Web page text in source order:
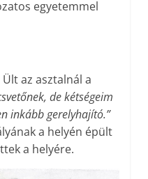
egyetemmel
az asztalnál a
de kétségeim
inkább gerelyhajító.”
a helyén épült
a helyére.